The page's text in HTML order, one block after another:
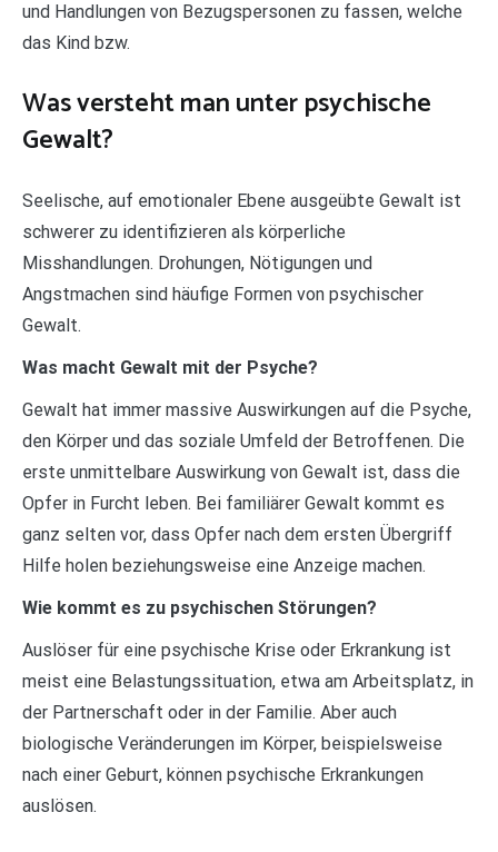
und Handlungen von Bezugspersonen zu fassen, welche
das Kind bzw.
Was versteht man unter psychische
Gewalt?
Seelische, auf emotionaler Ebene ausgeübte Gewalt ist
schwerer zu identifizieren als körperliche
Misshandlungen. Drohungen, Nötigungen und
Angstmachen sind häufige Formen von psychischer
Gewalt.
Was macht Gewalt mit der Psyche?
Gewalt hat immer massive Auswirkungen auf die Psyche,
den Körper und das soziale Umfeld der Betroffenen. Die
erste unmittelbare Auswirkung von Gewalt ist, dass die
Opfer in Furcht leben. Bei familiärer Gewalt kommt es
ganz selten vor, dass Opfer nach dem ersten Übergriff
Hilfe holen beziehungsweise eine Anzeige machen.
Wie kommt es zu psychischen Störungen?
Auslöser für eine psychische Krise oder Erkrankung ist
meist eine Belastungssituation, etwa am Arbeitsplatz, in
der Partnerschaft oder in der Familie. Aber auch
biologische Veränderungen im Körper, beispielsweise
nach einer Geburt, können psychische Erkrankungen
auslösen.